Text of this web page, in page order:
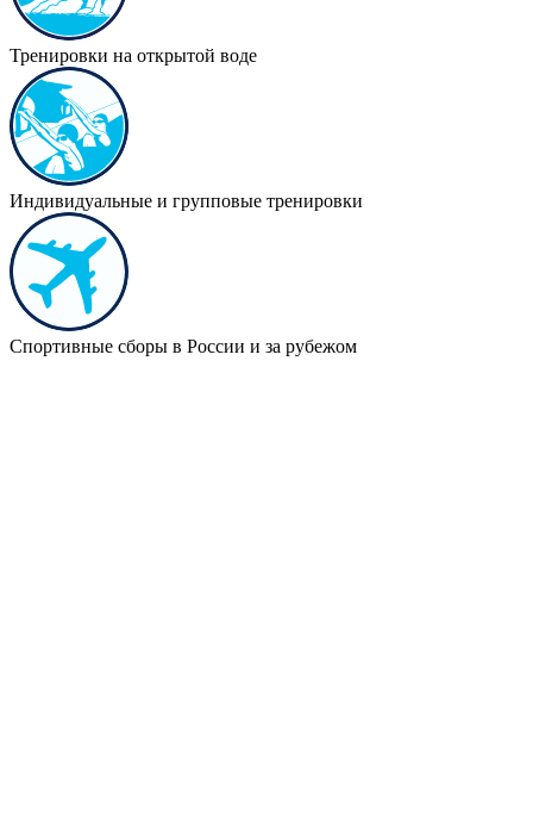
Тренировки на открытой воде
Индивидуальные и групповые тренировки
Спортивные сборы в России и за рубежом